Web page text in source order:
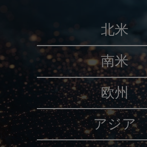
北米
南米
欧州
アジア